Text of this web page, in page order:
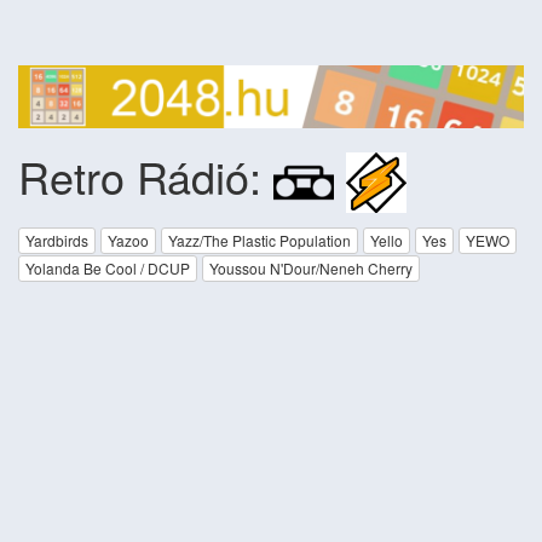
Retro Rádió:
Yardbirds Yazoo Yazz/The Plastic Population Yello Yes
YEWO
Yolanda Be Cool / DCUP
Youssou N'Dour/Neneh Cherry